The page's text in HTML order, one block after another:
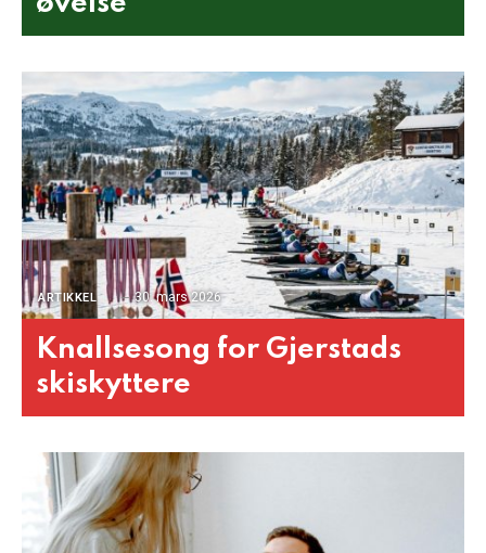
ARTIKKEL 30. mars 2026
Knallsesong for Gjerstads
skiskyttere